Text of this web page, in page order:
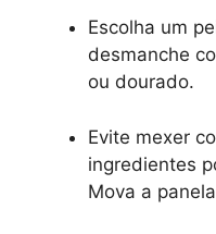
Escolha um
desmanche
ou dourado.
Evite mexer
ingredientes
Mova a